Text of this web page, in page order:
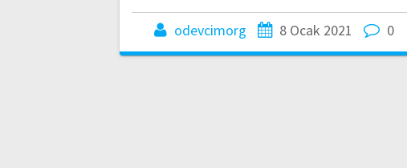
odevcimorg 8 Ocak 2021 0